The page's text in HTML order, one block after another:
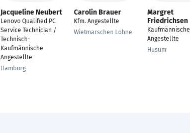
Jacqueline Neubert
Lenovo Qualified PC
Service Technician /
Technisch-
Kaufmännische
Angestellte
Hamburg
Carolin Brauer
Kfm. Angestellte
Wietmarschen Lohne
Margret
Friedrichsen
Kaufmännische
Angestellte
Husum